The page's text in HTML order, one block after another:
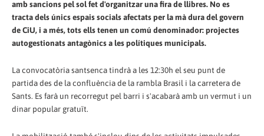
amb sancions pel sol fet d'organitzar una fira de llibres. No es
tracta dels únics espais socials afectats per la mà dura del govern
de CiU, i a més, tots ells tenen un comú denominador: projectes
autogestionats antagònics a les polítiques municipals.
La convocatòria santsenca tindrà a les 12:30h el seu punt de
partida des de la confluència de la rambla Brasil i la carretera de
Sants. Es farà un recorregut pel barri i s'acabarà amb un vermut i un
dinar popular gratuït.